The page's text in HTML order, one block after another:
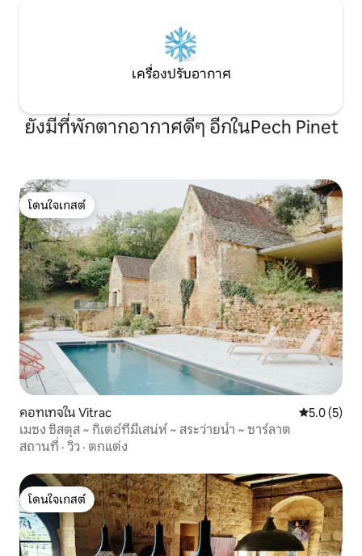
เครื่องปรับอากาศ
ยังมีที่พักตากอากาศดีๆ อีกในPech Pinet
โดนใจเกสต์
โดนใจเกสต์
คอทเทจใน Vitrac คะแนนเฉลี่
5.0 (5)
เมซง ซิสตุส ~ กิเตอ์ที่มีเสน่ห์ ~ สระว่ายน้ำ ~ ซาร์ลาต
สถานที่ · วิว · ตกแต่ง
โดนใจเกสต์
โดนใจเกสต์